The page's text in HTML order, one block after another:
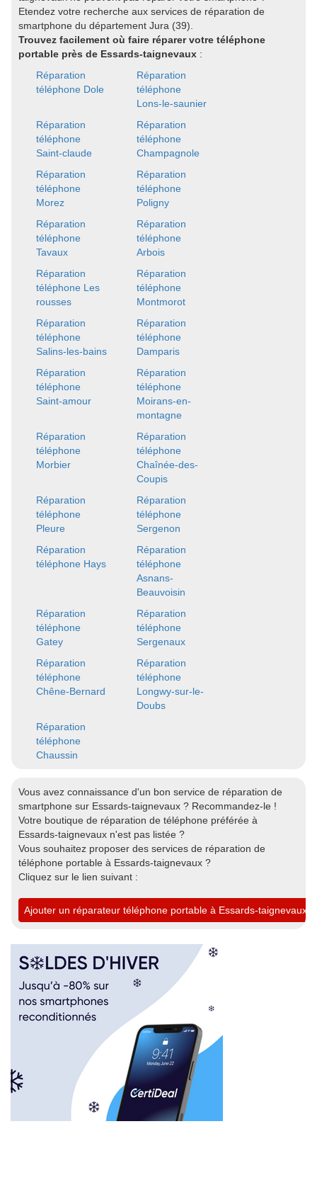
Etendez votre recherche aux services de réparation de
smartphone du département Jura (39).
Trouvez facilement où faire réparer votre téléphone
portable près de Essards-taignevaux :
Réparation
téléphone Dole
Réparation
téléphone
Lons-le-saunier
Réparation
téléphone
Saint-claude
Réparation
téléphone
Champagnole
Réparation
téléphone
Morez
Réparation
téléphone
Poligny
Réparation
téléphone
Tavaux
Réparation
téléphone
Arbois
Réparation
téléphone Les
rousses
Réparation
téléphone
Montmorot
Réparation
téléphone
Salins-les-bains
Réparation
téléphone
Damparis
Réparation
téléphone
Saint-amour
Réparation
téléphone
Moirans-en-
montagne
Réparation
téléphone
Morbier
Réparation
téléphone
Chaînée-des-
Coupis
Réparation
téléphone
Pleure
Réparation
téléphone
Sergenon
Réparation
téléphone Hays
Réparation
téléphone
Asnans-
Beauvoisin
Réparation
téléphone
Gatey
Réparation
téléphone
Sergenaux
Réparation
téléphone
Chêne-Bernard
Réparation
téléphone
Longwy-sur-le-
Doubs
Réparation
téléphone
Chaussin
Vous avez connaissance d'un bon service de réparation de
smartphone sur Essards-taignevaux ? Recommandez-le !
Votre boutique de réparation de téléphone préférée à
Essards-taignevaux n'est pas listée ?
Vous souhaitez proposer des services de réparation de
téléphone portable à Essards-taignevaux ?
Cliquez sur le lien suivant :
Ajouter un réparateur téléphone portable à Essards-taignevaux